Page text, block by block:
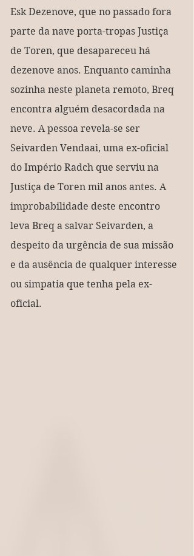
Esk Dezenove, que no passado fora
parte da nave porta-tropas Justiça
de Toren, que desapareceu há
dezenove anos. Enquanto caminha
sozinha neste planeta remoto, Breq
encontra alguém desacordada na
neve. A pessoa revela-se ser
Seivarden Vendaai, uma ex-oficial
do Império Radch que serviu na
Justiça de Toren mil anos antes. A
improbabilidade deste encontro
leva Breq a salvar Seivarden, a
despeito da urgência de sua missão
e da ausência de qualquer interesse
ou simpatia que tenha pela ex-
oficial.